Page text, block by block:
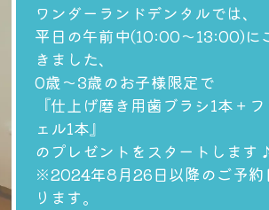
ワンダーランドデンタルでは、
平日の午前中(10:00〜13:00)に
きました、
0歳〜3歳のお子様限定で
『仕上げ磨き用歯ブラシ1本＋
ェル1本』
のプレゼントをスタートします♪
※2024年8月26日以降のご予約
ります。